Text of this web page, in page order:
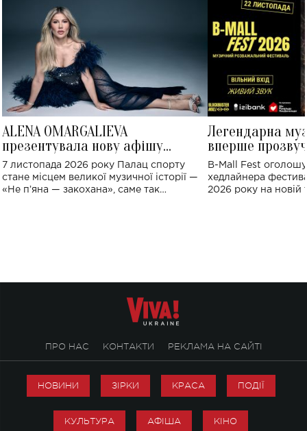
ALENA OMARGALIEVA
презентувала нову афішу
великого концерту в Палаці
спорту
7 листопада 2026 року Палац спорту
стане місцем великої музичної історії —
«Не пʼяна — закохана», саме так
Легендарна
вперше
Україні: де
B-Mall Fest
хедлайнера
2026 року на новій
ПРО НАС КОНТАКТИ РЕКЛАМА НА САЙТІ
НОВИНИ ЗІРКИ КРАСА ПОДІЇ
КУЛЬТУРА АФІША КІНО